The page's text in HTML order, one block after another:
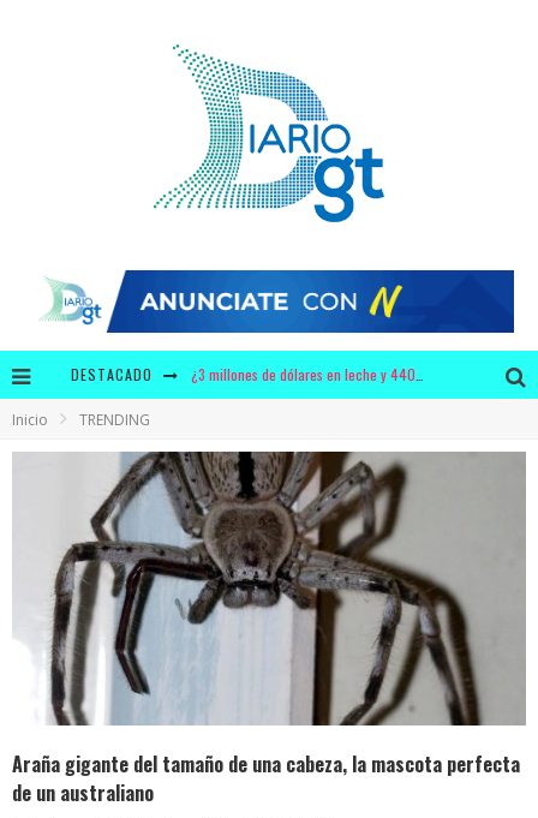
DESTACADO
¿Colegios obligarán a alumnos a utilizar uniforme en clases virtuales? Esto dice el Mineduc
Luz María y el extraño caso que indigna a los guatemaltecos
Reconocida actriz denuncia a Marilyn Manson por abuso sexual y psicológico
Rodrigo Melgar, guatemalteco que está entre los mejores 10 del mundo en jaripeo
Inicio TRENDING
Araña gigante del tamaño de una cabeza, la mascota perfecta
de un australiano